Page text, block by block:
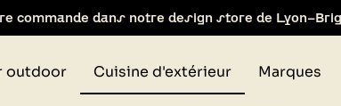
commande dans notre design store de Lyon-
outdoor Cuisine d'extérieur Marques